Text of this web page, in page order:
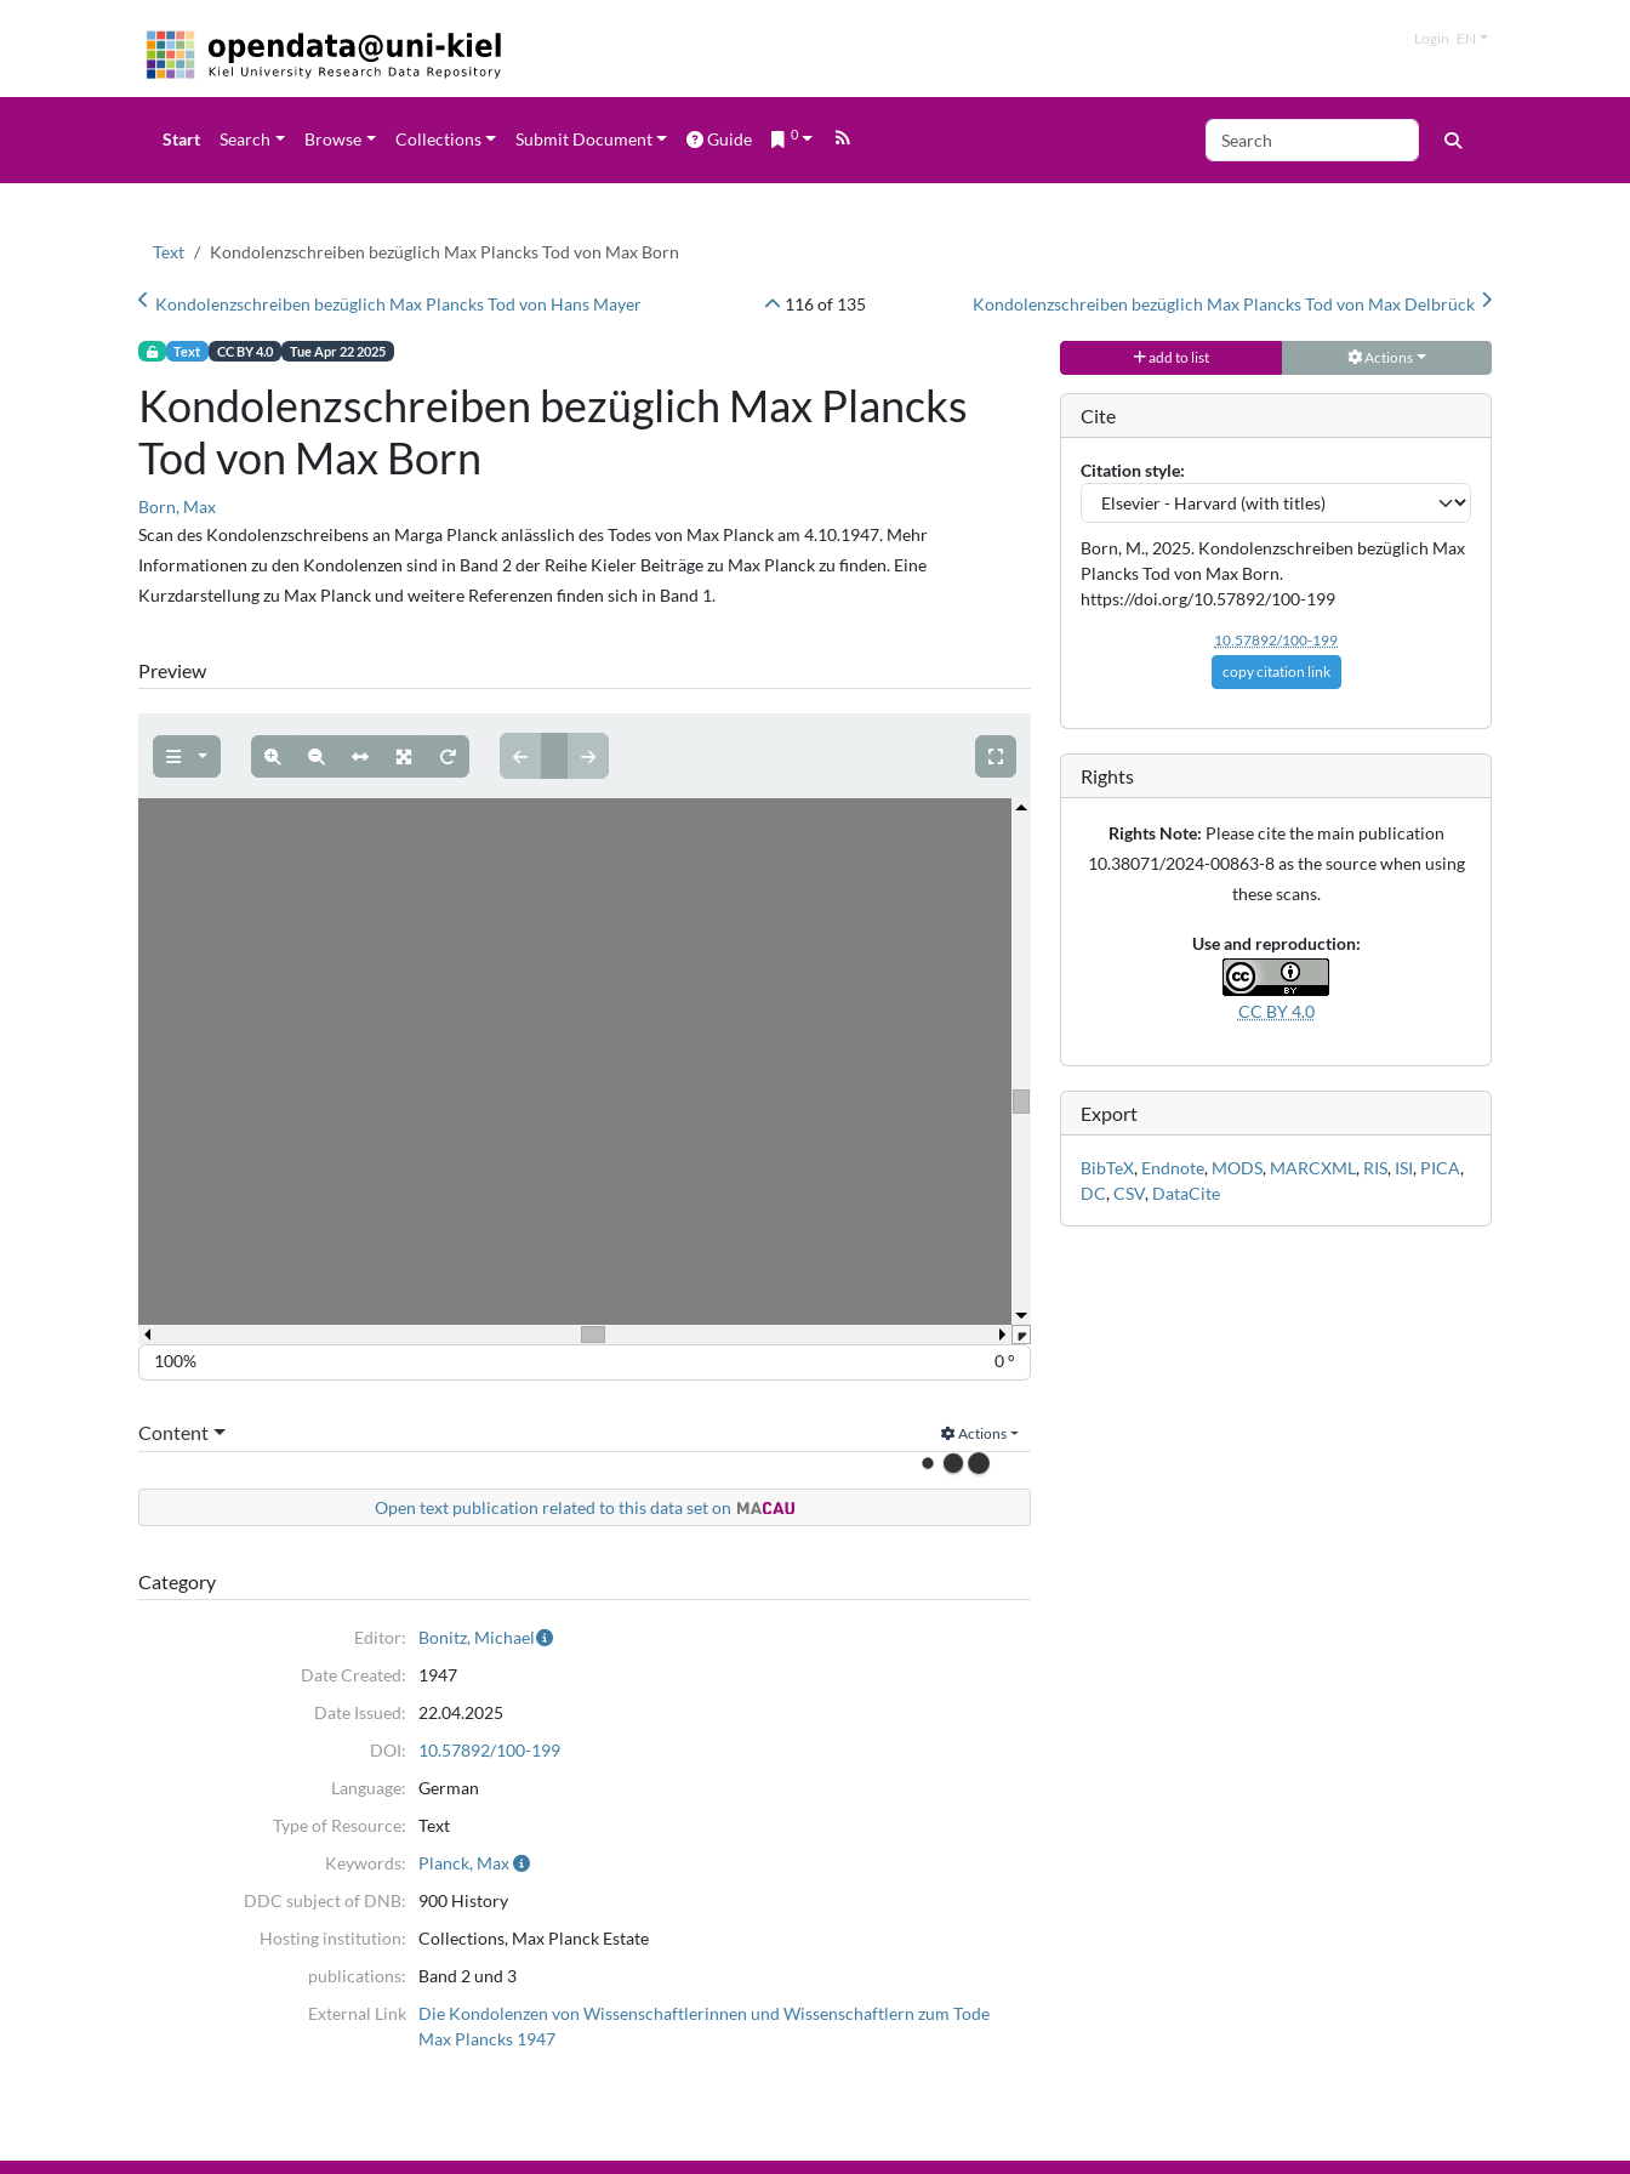
Login EN
Start Search Browse Collections Submit Document Guide 0
Text Kondolenzschreiben bezüglich Max Plancks Tod von Max Born
Kondolenzschreiben bezüglich Max Plancks Tod von Hans Mayer 116 of 135 Kondolenzschreiben bezüglich Max Plancks Tod von Max Delbrück
Text CC BY 4.0 Tue Apr 22 2025
Kondolenzschreiben bezüglich Max Plancks
Tod von Max Born
Born, Max
Scan des Kondolenzschreibens an Marga Planck anlässlich des Todes von Max Planck am 4.10.1947. Mehr
Informationen zu den Kondolenzen sind in Band 2 der Reihe Kieler Beiträge zu Max Planck zu finden. Eine
Kurzdarstellung zu Max Planck und weitere Referenzen finden sich in Band 1.
Preview
100% 0 °
Content Actions
Open text publication related to this data set on
Category
Editor:
Bonitz, Michael
Date Created:
1947
Date Issued:
22.04.2025
DOI:
10.57892/100-199
Language:
German
Type of Resource:
Text
Keywords:
Planck, Max
DDC subject of DNB:
900 History
Hosting institution:
Collections, Max Planck Estate
publications:
Band 2 und 3
External Link
Die Kondolenzen von Wissenschaftlerinnen und Wissenschaftlern zum Tode
Max Plancks 1947
add to list Actions
Cite
Citation style:
Born, M., 2025. Kondolenzschreiben bezüglich Max
Plancks Tod von Max Born.
https://doi.org/10.57892/100-199
10.57892/100-199
copy citation link
Rights
Rights Note: Please cite the main publication
10.38071/2024-00863-8 as the source when using
these scans.
Use and reproduction:
CC BY 4.0
Export
BibTeX, Endnote, MODS, MARCXML, RIS, ISI, PICA,
DC,CSV, DataCite